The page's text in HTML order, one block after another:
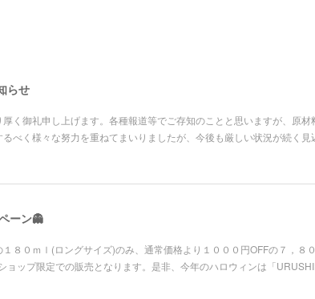
らせ
く御礼申し上げます。各種報道等でご存知のことと思いますが、原材
べく様々な努力を重ねてまいりましたが、今後も厳しい状況が続く見
ーン👻
８０ｍｌ(ロングサイズ)のみ、通常価格より１０００円OFFの７，８
ップ限定での販売となります。是非、今年のハロウィンは「